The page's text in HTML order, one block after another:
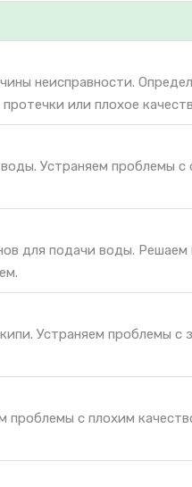
неисправности.
или плохое
Устраняем проблемы с
для подачи воды.
Устраняем проблемы
проблемы с плохим